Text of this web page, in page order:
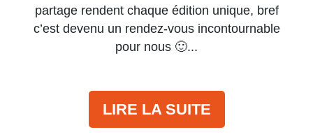
partage rendent chaque édition unique, bref
c’est devenu un rendez-vous incontournable
pour nous 🙂
LIRE LA SUITE